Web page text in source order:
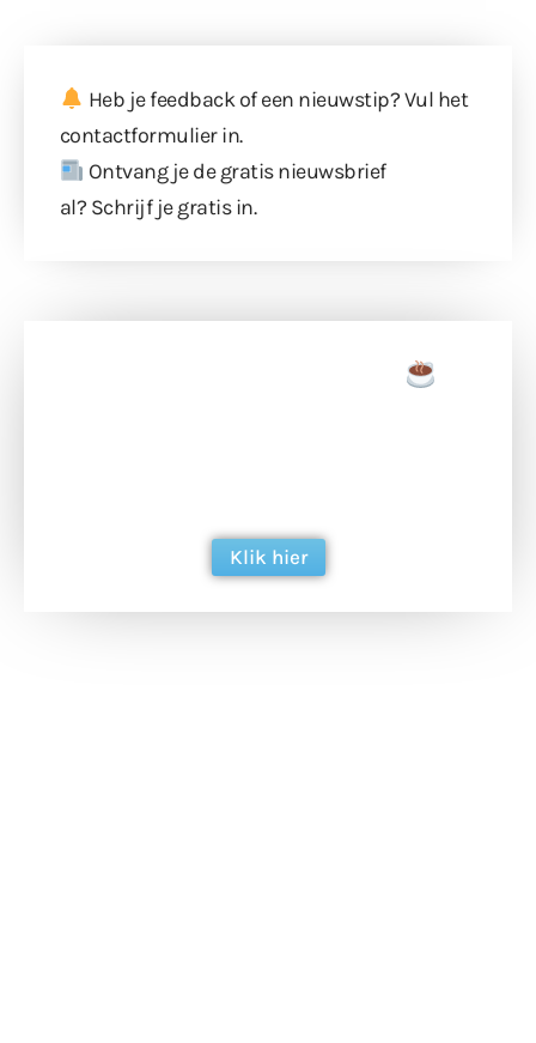
Heb je feedback of een nieuwstip? Vul het
contactformulierin.
Ontvang je de gratis nieuwsbrief
al? Schrijf je gratis in.
Klik hier